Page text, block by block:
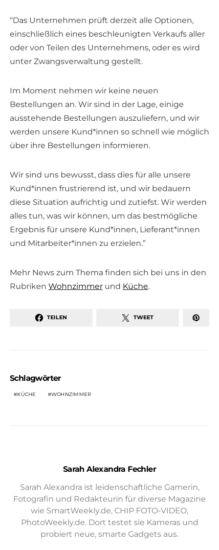
“Das Unternehmen prüft derzeit alle Optionen,
einschließlich eines beschleunigten Verkaufs aller
oder von Teilen des Unternehmens, oder es wird
unter Zwangsverwaltung gestellt.
Im Moment nehmen wir keine neuen
Bestellungen an. Wir sind in der Lage, einige
ausstehende Bestellungen auszuliefern, und wir
werden unsere Kund*innen so schnell wie möglich
über ihre Bestellungen informieren.
Wir sind uns bewusst, dass dies für alle unsere
Kund*innen frustrierend ist, und wir bedauern
diese Situation aufrichtig und zutiefst. Wir werden
alles tun, was wir können, um das bestmögliche
Ergebnis für unsere Kund*innen, Lieferant*innen
und Mitarbeiter*innen zu erzielen.”
Mehr News zum Thema finden sich bei uns in den
Rubriken Wohnzimmer und Küche.
TEILEN TWEET
Schlagwörter
KÜCHE WOHNZIMMER
Sarah Alexandra Fechler
Sarah Alexandra ist leidenschaftliche Gamerin,
Fotografin und Redakteurin für diverse Magazine
wie SmartWeekly.de, CHIP FOTO-VIDEO,
PhotoWeekly.de. Dort testet sie Kameras und
probiert neue, smarte Gadgets aus.